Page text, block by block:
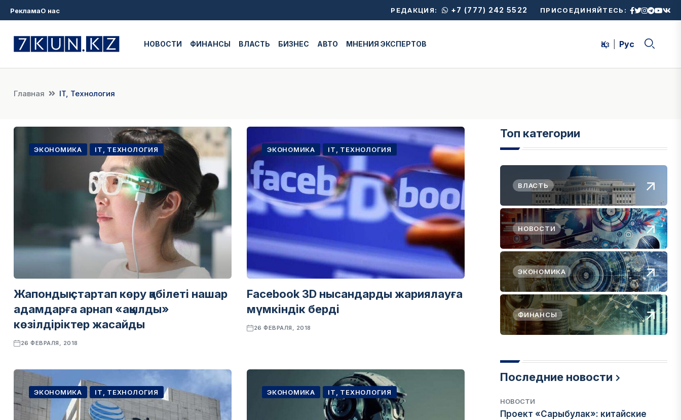
РекламаО нас РЕДАКЦИЯ: +7 (777) 242 5522 ПРИСОЕДИНЯЙТЕСЬ:
НОВОСТИ ФИНАНСЫ ВЛАСТЬ БИЗНЕС АВТО МНЕНИЯ ЭКСПЕРТОВ Қаз Рус
Главная IT, Технология
ЭКОНОМИКА IT, ТЕХНОЛОГИЯ
Жапондық стартап көру қабілеті нашар
адамдарға арнап «ақылды»
көзілдіріктер жасайды
26 ФЕВРАЛЯ, 2018
ЭКОНОМИКА IT, ТЕХНОЛОГИЯ
Facebook 3D нысандарды жариялауға
мүмкіндік берді
26 ФЕВРАЛЯ, 2018
ЭКОНОМИКА IT, ТЕХНОЛОГИЯ ЭКОНОМИКА IT, ТЕХНОЛОГИЯ
Топ категории
ВЛАСТЬ
НОВОСТИ
ЭКОНОМИКА
ФИНАНСЫ
Последние новости
НОВОСТИ
Проект «Сарыбулак»: китайские